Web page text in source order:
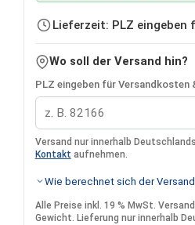
Lieferzeit: PLZ eingeben
Wo soll der Versand hin?
PLZ eingeben für Versandkosten
Versand nur innerhalb
Kontakt aufnehmen.
Wie berechnet sich der
Alle Preise inkl. 19 % MwSt.
Gewicht. Lieferung nur innerhalb